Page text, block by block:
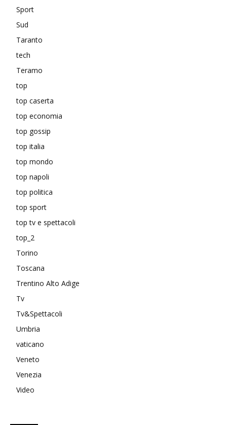
Sport
Sud
Taranto
tech
Teramo
top
top caserta
top economia
top gossip
top italia
top mondo
top napoli
top politica
top sport
top tv e spettacoli
top_2
Torino
Toscana
Trentino Alto Adige
Tv
Tv&Spettacoli
Umbria
vaticano
Veneto
Venezia
Video